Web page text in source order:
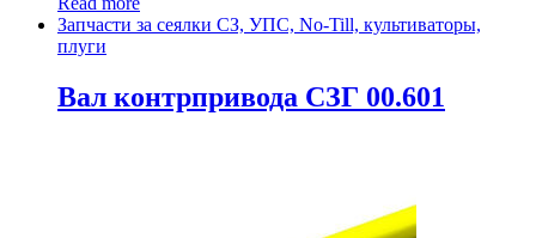
Запчасти за сеялки СЗ, УПС, No-Till, культиваторы,
плуги
Вал контрпривода СЗГ 00.601